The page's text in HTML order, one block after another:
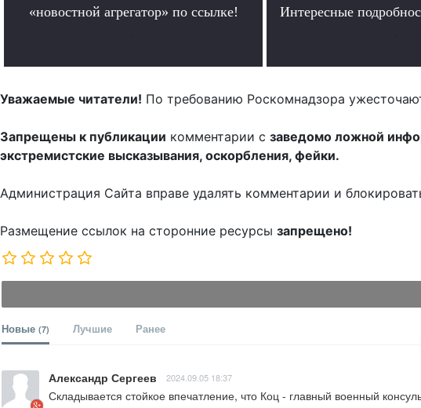
«новостной агрегатор» по ссылке!
Интересные
Уважаемые читатели! По требованию Роскомнадзора
Запрещены к публикации комментарии с заведомо ложной
экстремистские высказывания, оскорбления, фейки.
Администрация Сайта вправе удалять комментарии и
Размещение ссылок на сторонние ресурсы запрещено!
Новые (7) Лучшие Ранее
Александр Сергеев 2024.09.05 18:37
Складывается стойкое впечатление, что Коц - главный военный